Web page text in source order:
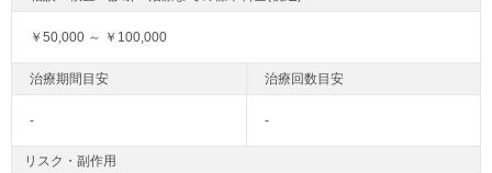
￥50,000 ～ ￥100,000
- -
リスク・副作用